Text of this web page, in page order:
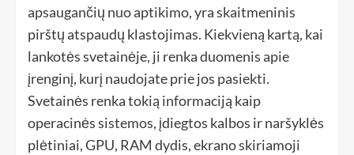
apsaugančių nuo aptikimo, yra skaitmeninis
pirštų atspaudų klastojimas. Kiekvieną kartą, kai
lankotės svetainėje, ji renka duomenis apie
įrenginį, kurį naudojate prie jos pasiekti.
Svetainės renka tokią informaciją kaip
operacinės sistemos, įdiegtos kalbos ir naršyklės
plėtiniai, GPU, RAM dydis, ekrano skiriamoji